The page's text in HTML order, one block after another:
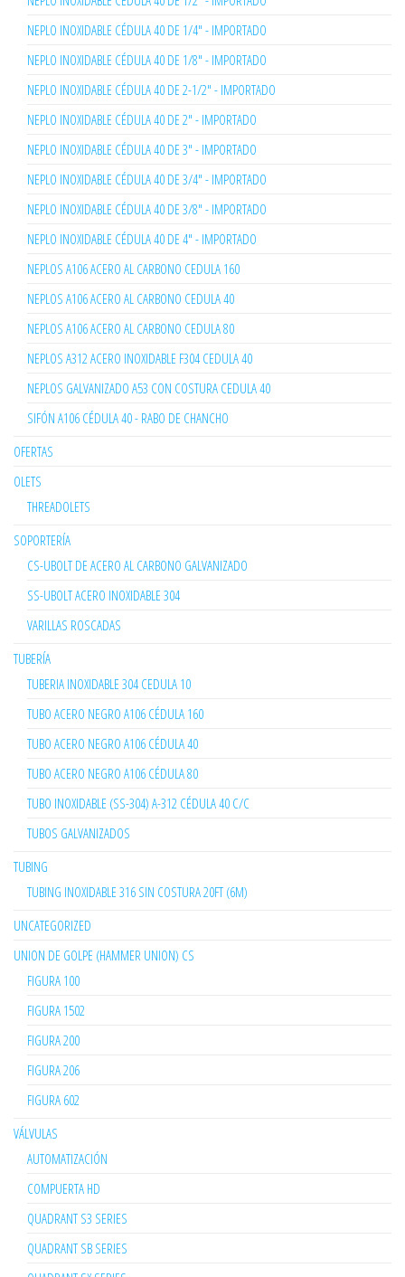
NEPLO INOXIDABLE CÉDULA 40 DE 1/4" - IMPORTADO
NEPLO INOXIDABLE CÉDULA 40 DE 1/8" - IMPORTADO
NEPLO INOXIDABLE CÉDULA 40 DE 2-1/2" - IMPORTADO
NEPLO INOXIDABLE CÉDULA 40 DE 2" - IMPORTADO
NEPLO INOXIDABLE CÉDULA 40 DE 3" - IMPORTADO
NEPLO INOXIDABLE CÉDULA 40 DE 3/4" - IMPORTADO
NEPLO INOXIDABLE CÉDULA 40 DE 3/8" - IMPORTADO
NEPLO INOXIDABLE CÉDULA 40 DE 4" - IMPORTADO
NEPLOS A106 ACERO AL CARBONO CEDULA 160
NEPLOS A106 ACERO AL CARBONO CEDULA 40
NEPLOS A106 ACERO AL CARBONO CEDULA 80
NEPLOS A312 ACERO INOXIDABLE F304 CEDULA 40
NEPLOS GALVANIZADO A53 CON COSTURA CEDULA 40
SIFÓN A106 CÉDULA 40 - RABO DE CHANCHO
OFERTAS
OLETS
THREADOLETS
SOPORTERÍA
CS-UBOLT DE ACERO AL CARBONO GALVANIZADO
SS-UBOLT ACERO INOXIDABLE 304
VARILLAS ROSCADAS
TUBERÍA
TUBERIA INOXIDABLE 304 CEDULA 10
TUBO ACERO NEGRO A106 CÉDULA 160
TUBO ACERO NEGRO A106 CÉDULA 40
TUBO ACERO NEGRO A106 CÉDULA 80
TUBO INOXIDABLE (SS-304) A-312 CÉDULA 40 C/C
TUBOS GALVANIZADOS
TUBING
TUBING INOXIDABLE 316 SIN COSTURA 20FT (6M)
UNCATEGORIZED
UNION DE GOLPE (HAMMER UNION) CS
FIGURA 100
FIGURA 1502
FIGURA 200
FIGURA 206
FIGURA 602
VÁLVULAS
AUTOMATIZACIÓN
COMPUERTA HD
QUADRANT S3 SERIES
QUADRANT SB SERIES